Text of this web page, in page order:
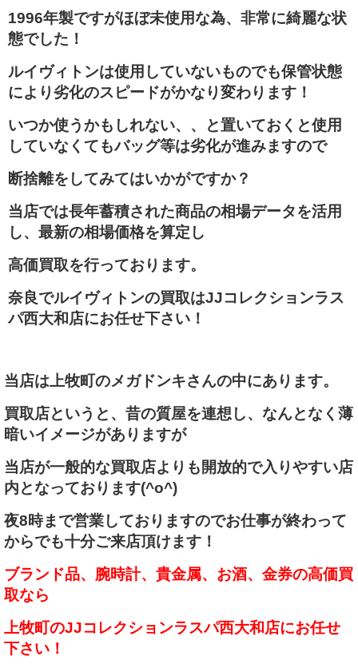
1996年製ですがほぼ未使用な為、非常に綺麗な状
態でした！
ルイヴィトンは使用していないものでも保管状態
により劣化のスピードがかなり変わります！
いつか使うかもしれない、、と置いておくと使用
していなくてもバッグ等は劣化が進みますので
断捨離をしてみてはいかがですか？
当店では長年蓄積された商品の相場データを活用
し、最新の相場価格を算定し
高価買取を行っております。
奈良でルイヴィトンの買取はJJコレクションラス
パ西大和店にお任せ下さい！
当店は上牧町のメガドンキさんの中にあります。
買取店というと、昔の質屋を連想し、なんとなく薄
暗いイメージがありますが
当店が一般的な買取店よりも開放的で入りやすい店
内となっております(^o^)
夜8時まで営業しておりますのでお仕事が終わって
からでも十分ご来店頂けます！
ブランド品、腕時計、貴金属、お酒、金券の高価買
取なら
上牧町のJJコレクションラスパ西大和店にお任せ
下さい！